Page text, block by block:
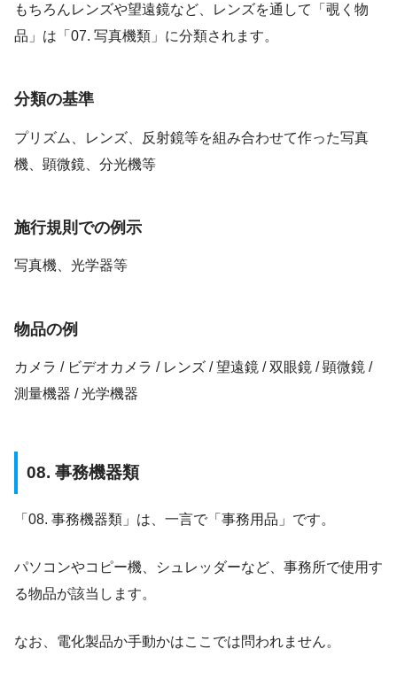
もちろんレンズや望遠鏡など、レンズを通して「覗く物
品」は「07. 写真機類」に分類されます。
分類の基準
プリズム、レンズ、反射鏡等を組み合わせて作った写真
機、顕微鏡、分光機等
施行規則での例示
写真機、光学器等
物品の例
カメラ / ビデオカメラ / レンズ / 望遠鏡 / 双眼鏡 / 顕微鏡 /
測量機器 / 光学機器
08. 事務機器類
「08. 事務機器類」は、一言で「事務用品」です。
パソコンやコピー機、シュレッダーなど、事務所で使用す
る物品が該当します。
なお、電化製品か手動かはここでは問われません。